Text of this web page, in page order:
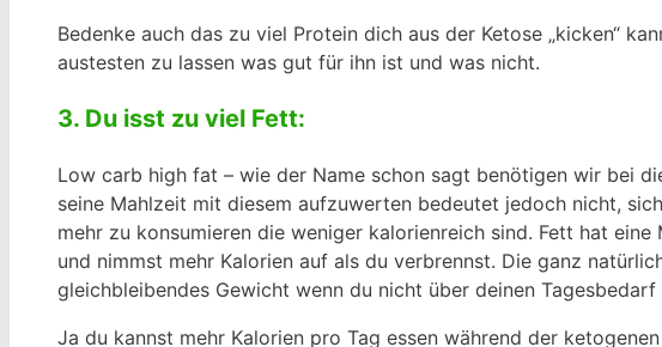
Bedenke auch das zu viel Protein dich aus der Ketose „kicken“
austesten zu lassen was gut für ihn ist und was nicht.
3. Du isst zu viel Fett:
Low carb high fat – wie der Name schon sagt benötigen wir bei
seine Mahlzeit mit diesem aufzuwerten bedeutet jedoch nicht,
mehr zu konsumieren die weniger kalorienreich sind. Fett hat
und nimmst mehr Kalorien auf als du verbrennst. Die ganz
gleichbleibendes Gewicht wenn du nicht über deinen Tagesbedarf
Ja du kannst mehr Kalorien pro Tag essen während der